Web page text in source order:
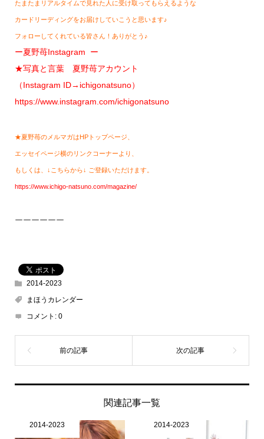
たまたまリアルタイムで見れた人に受け取ってもらえるような
カードリーディングをお届けしていこうと思います♪
フォローしてくれている皆さん！ありがとう♪
ー夏野苺Instagram ー
★写真と言葉 夏野苺アカウント
（Instagram ID→ichigonatsuno）
https://www.instagram.com/ichigonatsuno
★夏野苺のメルマガはHPトップページ、
エッセイページ横のリンクコーナーより、
もしくは、↓こちらから↓ ご登録いただけます。
https://www.ichigo-natsuno.com/magazine/
ーーーーーー
2014-2023
まほうカレンダー
コメント: 0
関連記事一覧
2014-2023 2014-2023